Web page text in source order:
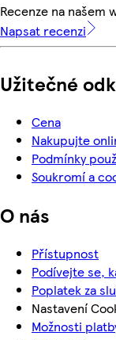
Recenze na našem
Napsat recenzi
Užitečné
Cena
Nakupujte
Podmínky
Soukromí a
O nás
Přístupnost
Podívejte se,
Poplatek za
Nastavení
Možnosti